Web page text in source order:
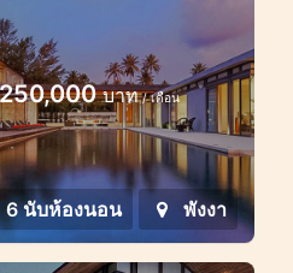
sea view Phang
villas
and parties in
บาท/ เดือน
6 นับห้องนอน พังงา